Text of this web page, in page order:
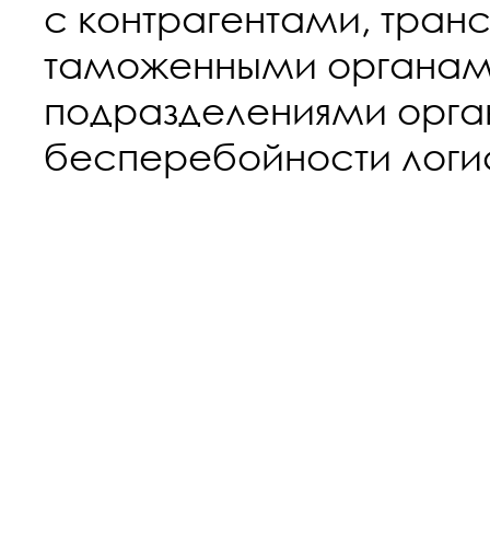
с контрагентами,
таможенными
подразделениями
бесперебойности